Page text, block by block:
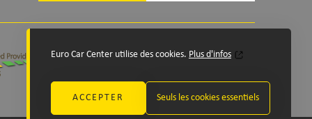
Euro Car Center utilise des cookies. Plus d'infos
ACCEPTER Seuls les cookies essentiels